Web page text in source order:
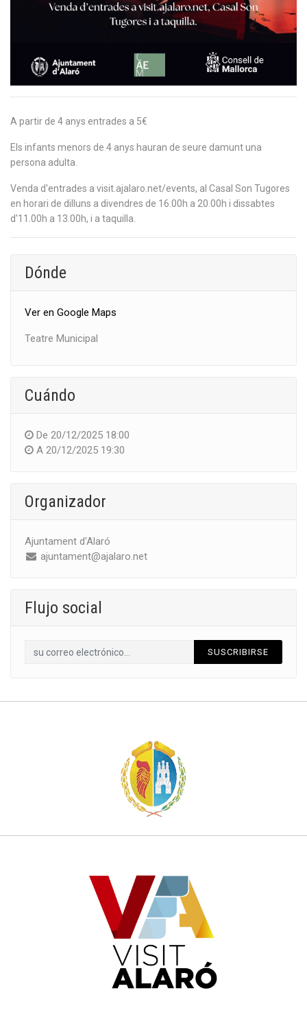
A partir de 4 anys entrades a 5€
Els infants menors de 4 anys hauran de seure damunt una
persona adulta.
Venda d'entrades a visit.ajalaro.net/events, al Casal Son Tugores
en horari de dilluns a divendres de 16.00h a 20.00h i dissabtes
d'11.00h a 13.00h, i a taquilla.
Dónde
Ver en Google Maps
Teatre Municipal
Cuándo
De 20/12/2025 18:00
A 20/12/2025 19:30
Organizador
Ajuntament d'Alaró
ajuntament@ajalaro.net
Flujo social
SUSCRIBIRSE